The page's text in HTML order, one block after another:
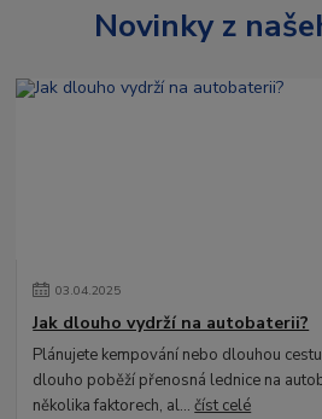
Novinky z
03.04.2025
Jak dlouho vydrží na autobaterii?
Plánujete kempování nebo dlouhou
dlouho poběží přenosná lednice na
několika faktorech, al...číst celé